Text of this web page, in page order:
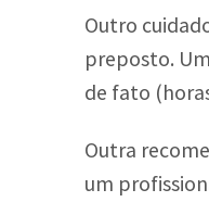
Outro
preposto.
de fato
Outra
um